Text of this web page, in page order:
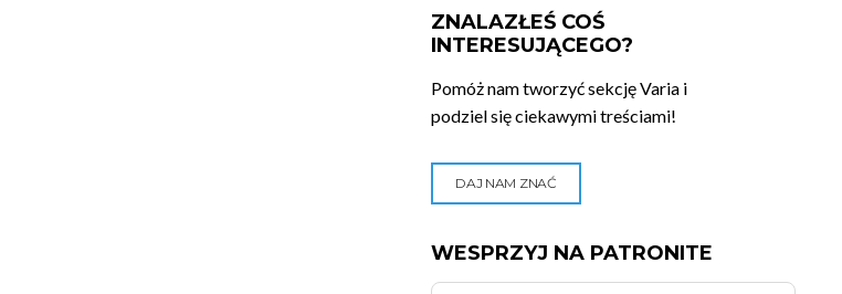
ZNALAZŁEŚ COŚ
INTERESUJĄCEGO?
Pomóż nam tworzyć sekcję Varia i
podziel się ciekawymi treściami!
DAJ NAM ZNAĆ
WESPRZYJ NA PATRONITE